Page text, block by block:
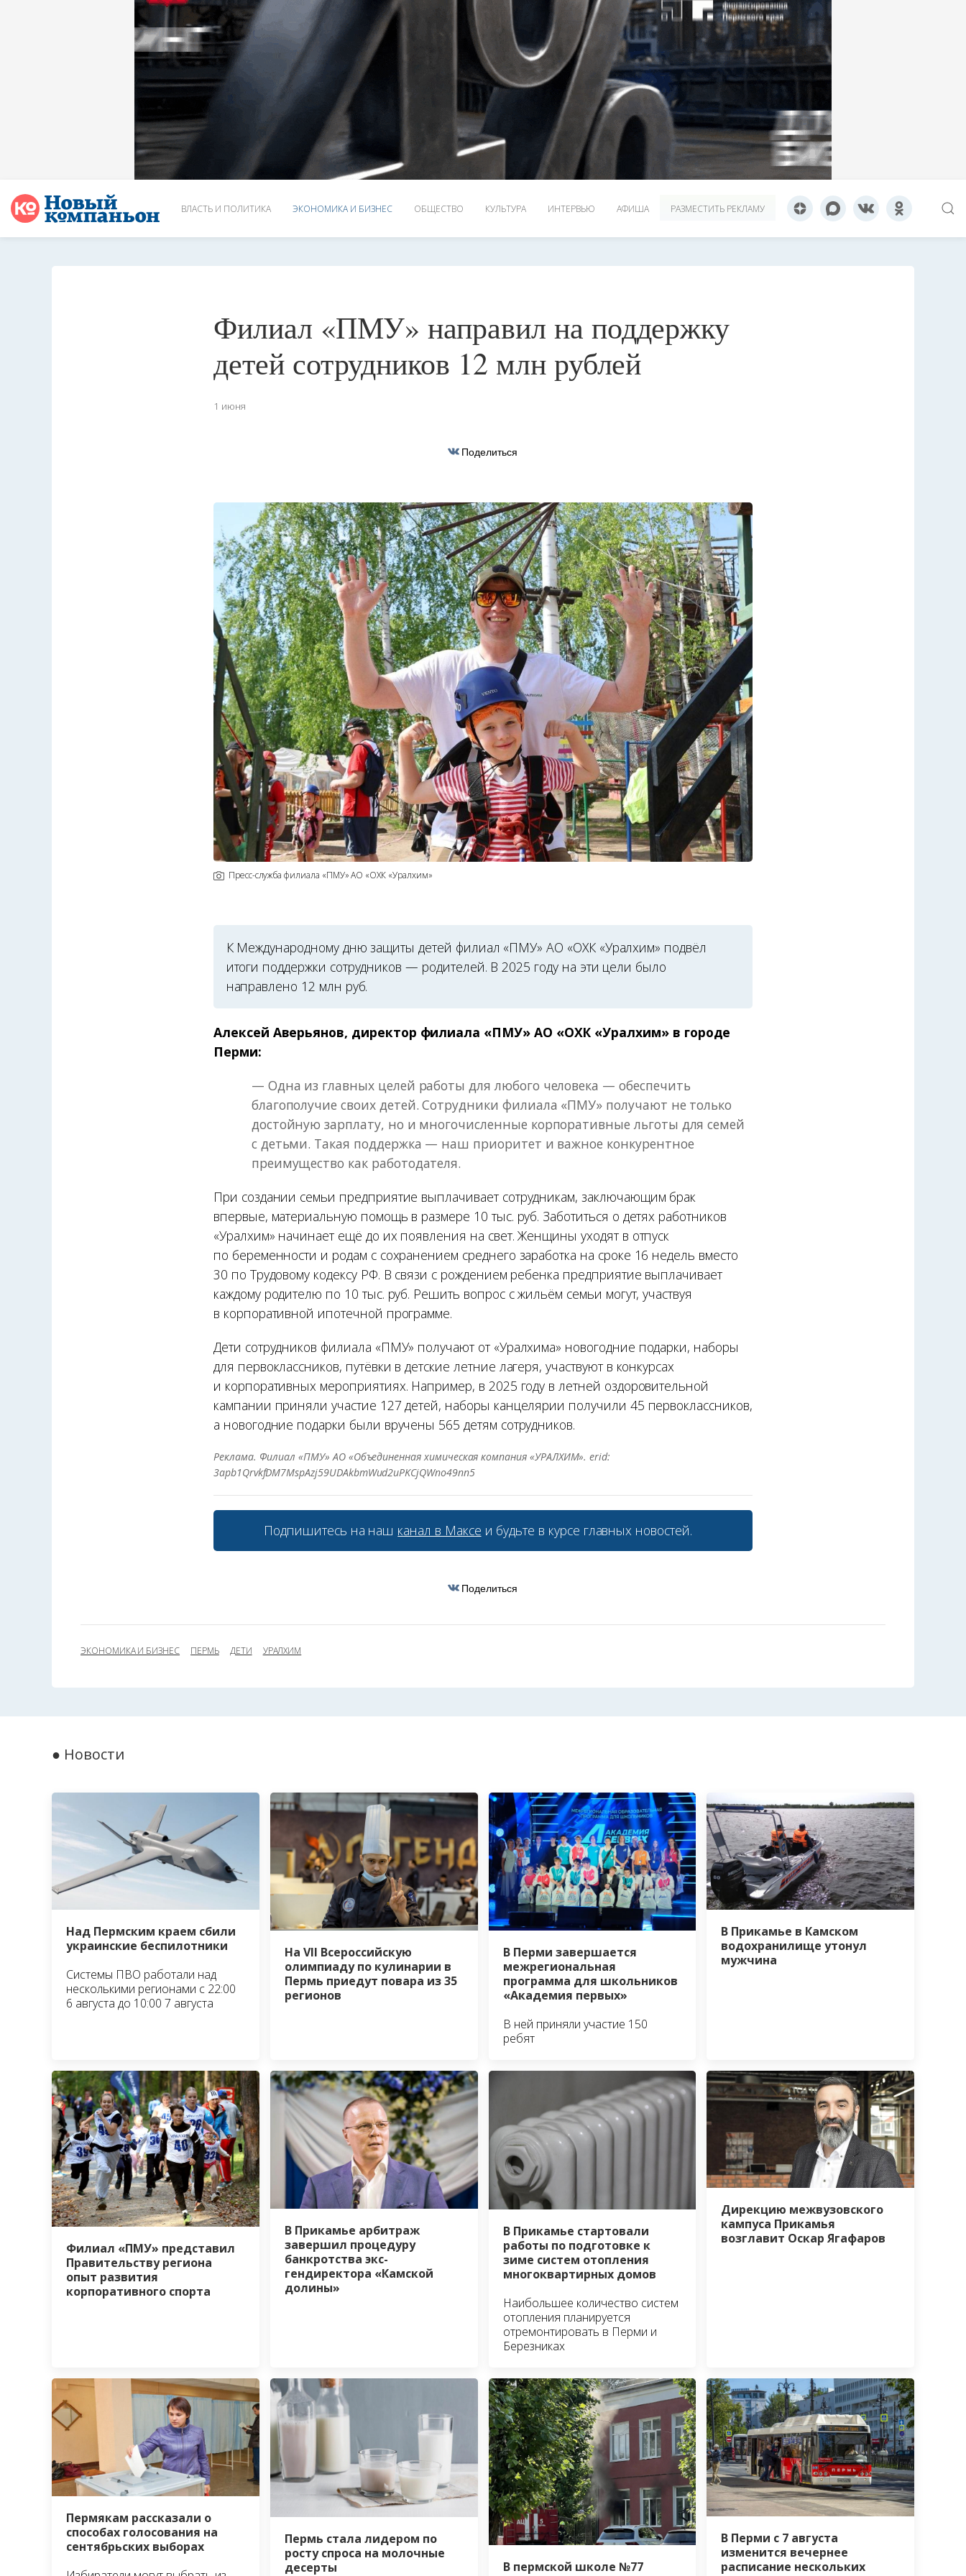
ВЛАСТЬ И ПОЛИТИКА ЭКОНОМИКА И БИЗНЕС ОБЩЕСТВО КУЛЬТУРА ИНТЕРВЬЮ АФИША РАЗМЕСТИТЬ РЕКЛАМУ
Филиал «ПМУ» направил на поддержку
детей сотрудников 12 млн рублей
1 июня
Поделиться
Пресс-служба филиала «ПМУ» АО «ОХК «Уралхим»
К Международному дню защиты детей филиал «ПМУ» АО «ОХК «Уралхим» подвёл
итоги поддержки сотрудников — родителей. В 2025 году на эти цели было
направлено 12 млн руб.
Алексей Аверьянов, директор филиала «ПМУ» АО «ОХК «Уралхим» в городе
Перми:
— Одна из главных целей работы для любого человека — обеспечить
благополучие своих детей. Сотрудники филиала «ПМУ» получают не только
достойную зарплату, но и многочисленные корпоративные льготы для семей
с детьми. Такая поддержка — наш приоритет и важное конкурентное
преимущество как работодателя.
При создании семьи предприятие выплачивает сотрудникам, заключающим брак
впервые, материальную помощь в размере 10 тыс. руб. Заботиться о детях работников
«Уралхим» начинает ещё до их появления на свет. Женщины уходят в отпуск
по беременности и родам с сохранением среднего заработка на сроке 16 недель вместо
30 по Трудовому кодексу РФ. В связи с рождением ребенка предприятие выплачивает
каждому родителю по 10 тыс. руб. Решить вопрос с жильём семьи могут, участвуя
в корпоративной ипотечной программе.
Дети сотрудников филиала «ПМУ» получают от «Уралхима» новогодние подарки, наборы
для первоклассников, путёвки в детские летние лагеря, участвуют в конкурсах
и корпоративных мероприятиях. Например, в 2025 году в летней оздоровительной
кампании приняли участие 127 детей, наборы канцелярии получили 45 первоклассников,
а новогодние подарки были вручены 565 детям сотрудников.
Реклама. Филиал «ПМУ» АО «Объединенная химическая компания «УРАЛХИМ». erid:
3apb1QrvkfDM7MspAzj59UDAkbmWud2uPKCjQWno49nn5
Подпишитесь на наш канал в Максе и будьте в курсе главных новостей.
Поделиться
ЭКОНОМИКА И БИЗНЕС ПЕРМЬ ДЕТИ УРАЛХИМ
● Новости
Над Пермским краем сбили
украинские беспилотники
Системы ПВО работали над
несколькими регионами с 22:00
6 августа до 10:00 7 августа
На VII Всероссийскую
олимпиаду по кулинарии в
Пермь приедут повара из 35
регионов
В Перми завершается
межрегиональная
программа для школьников
«Академия первых»
В ней приняли участие 150
ребят
В Прикамье в Камском
водохранилище утонул
мужчина
Филиал «ПМУ» представил
Правительству региона
опыт развития
корпоративного спорта
В Прикамье арбитраж
завершил процедуру
банкротства экс-
гендиректора «Камской
долины»
В Прикамье стартовали
работы по подготовке к
зиме систем отопления
многоквартирных домов
Наибольшее количество систем
отопления планируется
отремонтировать в Перми и
Березниках
Дирекцию межвузовского
кампуса Прикамья
возглавит Оскар Ягафаров
Пермякам рассказали о
способах голосования на
сентябрьских выборах
Пермь стала лидером по
росту спроса на молочные
десерты
В пермской школе №77
В Перми с 7 августа
изменится вечернее
расписание нескольких